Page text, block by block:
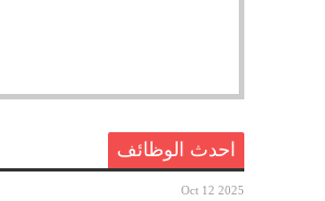
احدث الوظائف
Oct 12 2025